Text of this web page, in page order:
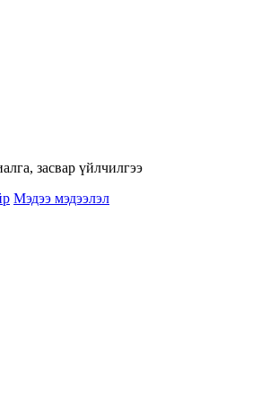
засвар үйлчилгээ
Мэдээ мэдээлэл